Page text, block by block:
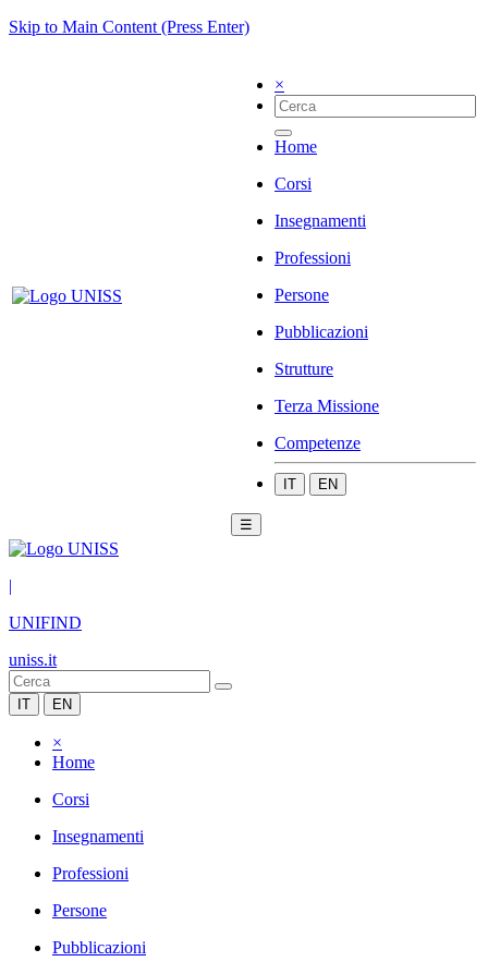
Skip to Main Content (Press Enter)
×
Home
Corsi
Insegnamenti
Professioni
Persone
Pubblicazioni
Strutture
Terza Missione
Competenze
IT EN
☰
|
UNIFIND
uniss.it
IT EN
×
Home
Corsi
Insegnamenti
Professioni
Persone
Pubblicazioni